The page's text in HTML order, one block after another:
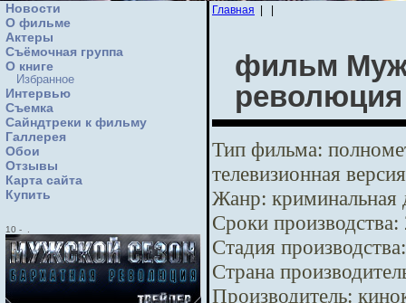
Новости
О фильме
Актеры
Съёмочная группа
О книге
Избранное
Интервью
Cъемка
Сайндтреки к фильму
Галлерея
Обои
Отзывы
Карта сайта
Купить
10 -
Главная
фильм
революция
Тип фильма:
телевизионная
Жанр: криминальная
Сроки производства:
Стадия производства:
Страна
Производитель: